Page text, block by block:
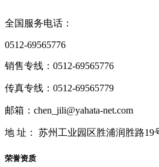
全国服务电话：
0512-69565776
销售专线：0512-69565776
传真专线：0512-69565779
邮箱：chen_jili@yahata-net.com
地 址： 苏州工业园区胜浦润胜路19
荣誉资质